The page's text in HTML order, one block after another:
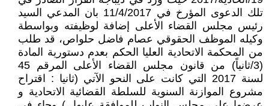
تلك الدعوى المؤرخ في 11/4/2017 بان المدعي السيد
رئيس مجلس القضاء الأعلى إضافة لوظيفته وبواسطة
وكيله الموظف الحقوقي عصام فاضل حلواص، قد طلب
من المحكمة الاتحادية العليا الحكم بعدم دستورية المادة
(3/ثانياً) من قانون مجلس القضاء الأعلى المرقم 45
لسنة 2017 التي كانت على النحو الآتي (ثانيا : اقتراح
مشروع الموازنة السنوية للسلطة القضائية الاتحادية و